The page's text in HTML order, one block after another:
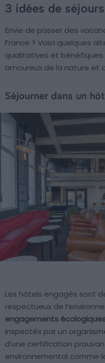
3 idées de
Envie de passer des
France ? Voici quelques
qualitatives et bénéfiques
amoureux de la nature et
Séjourner dans un
Les hôtels engagés sont
respectueux de
engagements
Inspectés par un
d’une certification
environnemental comme